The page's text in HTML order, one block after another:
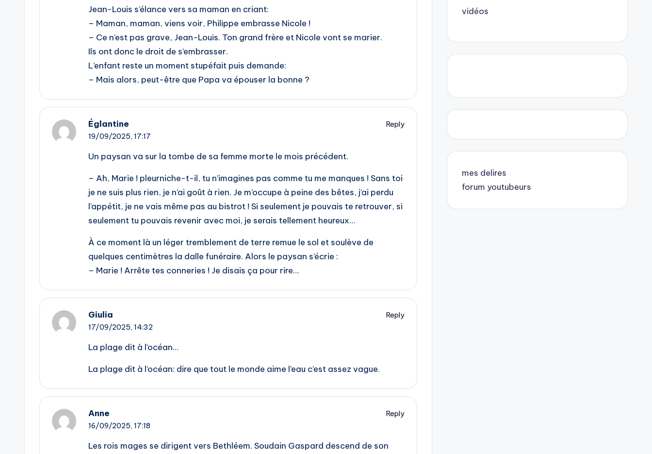
Jean-Louis s’élance vers sa maman en criant:
– Maman, maman, viens voir, Philippe embrasse Nicole !
– Ce n’est pas grave, Jean-Louis. Ton grand frère et Nicole vont se marier.
Ils ont donc le droit de s’embrasser.
L’enfant reste un moment stupéfait puis demande:
– Mais alors, peut-être que Papa va épouser la bonne ?
Églantine
Reply
19/09/2025, 17:17
Un paysan va sur la tombe de sa femme morte le mois précédent.
– Ah, Marie ! pleurniche-t-il, tu n’imagines pas comme tu me manques ! Sans toi
je ne suis plus rien, je n’ai goût à rien. Je m’occupe à peine des bêtes, j’ai perdu
l’appétit, je ne vais même pas au bistrot ! Si seulement je pouvais te retrouver, si
seulement tu pouvais revenir avec moi, je serais tellement heureux…
À ce moment là un léger tremblement de terre remue le sol et soulève de
quelques centimètres la dalle funéraire. Alors le paysan s’écrie :
– Marie ! Arrête tes conneries ! Je disais ça pour rire…
Giulia
Reply
17/09/2025, 14:32
La plage dit à l’océan…
La plage dit à l’océan: dire que tout le monde aime l’eau c’est assez vague.
Anne
Reply
16/09/2025, 17:18
Les rois mages se dirigent vers Bethléem. Soudain Gaspard descend de son
vidéos
mes delires
forum youtubeurs